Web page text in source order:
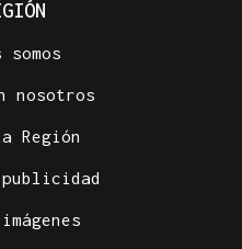
somos
nosotros
Región